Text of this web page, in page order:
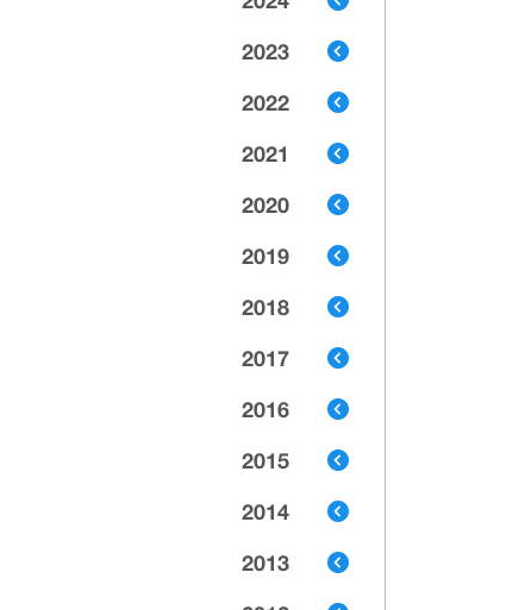
2023
2022
2021
2020
2019
2018
2017
2016
2015
2014
2013